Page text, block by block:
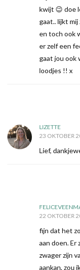
kwijt 😉 doe
gaat.. lijkt mij
en toch ook
er zelf een
gaat jou ook
loodjes !! x
LIZETTE
23 OKTOBER
Lief,
22 OKTOBER
fijn dat het
aan doen. Er
zwager zijn
aankan, zou